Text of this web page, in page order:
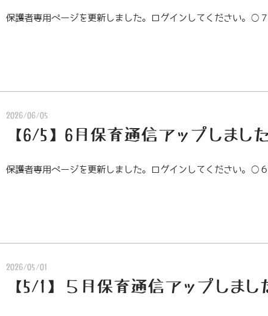
保護者専用ページを更新しました。ログインしてください。○
2026/06/05
【6/5】6月保育通信アップしまし
保護者専用ページを更新しました。ログインしてください。○
2026/05/01
【5/1】５月保育通信アップしまし